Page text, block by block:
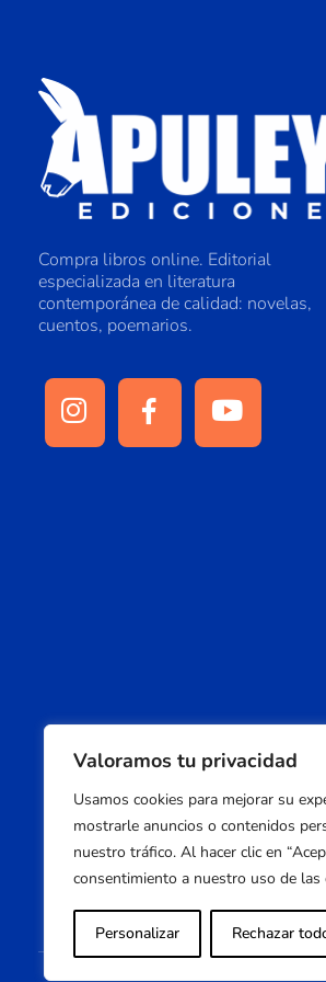
Valoramos tu privacidad
Usamos cookies para mejorar su
mostrarle anuncios o contenidos
nuestro tráfico. Al hacer clic en
consentimiento a nuestro uso de las
Personalizar Rechazar
Compra libros online. Editorial
especializada en literatura
contemporánea de calidad: novelas,
cuentos, poemarios.